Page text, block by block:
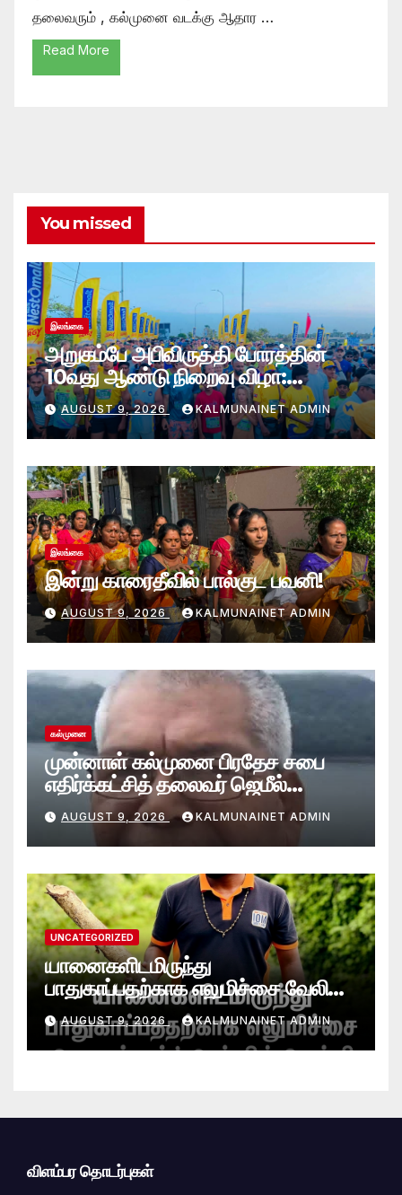
தலைவரும் , கல்முனை வடக்கு ஆதார …
Read More
You missed
இலங்கை
அறுகம்பே அபிவிருத்தி போரத்தின்
10வது ஆண்டு நிறைவு விழா:
அறுகம்பே அரை மரதன் ஓட்டத்தில்
இலங்கை சிவராஜன் முதலிடம்!
AUGUST 9, 2026 KALMUNAINET ADMIN
இலங்கை
இன்று காரைதீவில் பால்குட பவனி!
AUGUST 9, 2026 KALMUNAINET ADMIN
கல்முனை
முன்னாள் கல்முனை பிரதேச சபை
எதிர்க்கட்சித் தலைவர் ஜெமீல்
காலமானார்.!
AUGUST 9, 2026 KALMUNAINET ADMIN
UNCATEGORIZED
யானைகளிடமிருந்து
பாதுகாப்பதற்காக எலுமிச்சை வேலி
அமைத்தல்’ ஆய்வில் வெற்றி
என்கிறார் வினோஜ்குமார்
AUGUST 9, 2026 KALMUNAINET ADMIN
விளம்பர தொடர்புகள்